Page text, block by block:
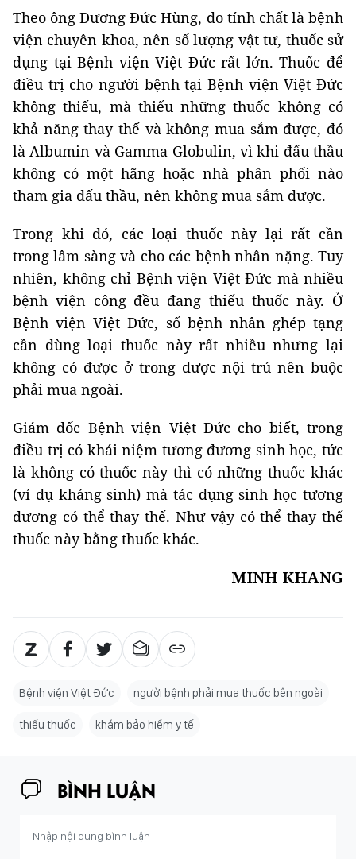
Theo ông Dương Đức Hùng, do tính chất là bệnh
viện chuyên khoa, nên số lượng vật tư, thuốc sử
dụng tại Bệnh viện Việt Đức rất lớn. Thuốc để
điều trị cho người bệnh tại Bệnh viện Việt Đức
không thiếu, mà thiếu những thuốc không có
khả năng thay thế và không mua sắm được, đó
là Albumin và Gamma Globulin, vì khi đấu thầu
không có một hãng hoặc nhà phân phối nào
tham gia đấu thầu, nên không mua sắm được.
Trong khi đó, các loại thuốc này lại rất cần
trong lâm sàng và cho các bệnh nhân nặng. Tuy
nhiên, không chỉ Bệnh viện Việt Đức mà nhiều
bệnh viện công đều đang thiếu thuốc này. Ở
Bệnh viện Việt Đức, số bệnh nhân ghép tạng
cần dùng loại thuốc này rất nhiều nhưng lại
không có được ở trong dược nội trú nên buộc
phải mua ngoài.
Giám đốc Bệnh viện Việt Đức cho biết, trong
điều trị có khái niệm tương đương sinh học, tức
là không có thuốc này thì có những thuốc khác
(ví dụ kháng sinh) mà tác dụng sinh học tương
đương có thể thay thế. Như vậy có thể thay thế
thuốc này bằng thuốc khác.
MINH KHANG
Bệnh viện Việt Đức người bệnh phải mua thuốc bên ngoài
thiếu thuốc khám bảo hiểm y tế
BÌNH LUẬN